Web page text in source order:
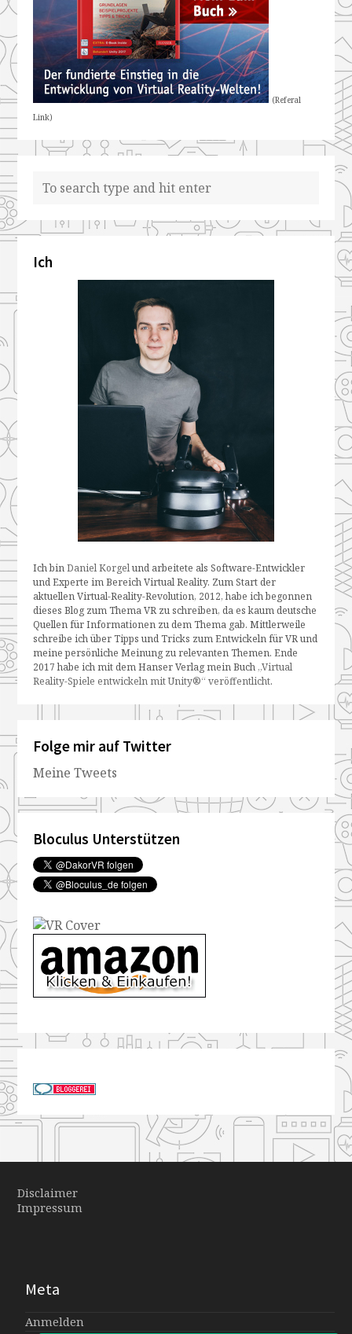
(Referal
Link)
Ich
Ich binDaniel Korgelund arbeitete als Software-Entwickler
und Experte im Bereich Virtual Reality. Zum Start der
aktuellen Virtual-Reality-Revolution, 2012, habe ich begonnen
dieses Blog zum Thema VR zu schreiben, da es kaum deutsche
Quellen für Informationen zu dem Thema gab. Mittlerweile
schreibe ich über Tipps und Tricks zum Entwickeln für VR und
meine persönliche Meinung zu relevanten Themen. Ende
2017 habe ich mit dem Hanser Verlag mein Buch „Virtual
Reality-Spiele entwickeln mit Unity®“ veröffentlicht.
Folge mir auf Twitter
Meine Tweets
Bloculus Unterstützen
Disclaimer
Impressum
Meta
Anmelden